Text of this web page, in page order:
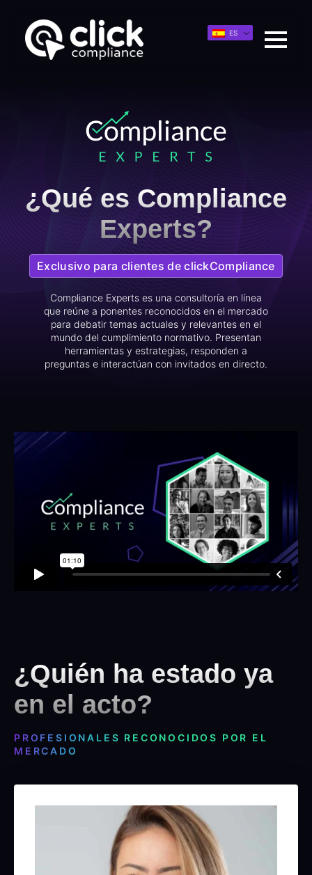
ES
¿Qué es Compliance
Experts?
Exclusivo para clientes de clickCompliance
Compliance Experts es una consultoría en línea
que reúne a ponentes reconocidos en el mercado
para debatir temas actuales y relevantes en el
mundo del cumplimiento normativo. Presentan
herramientas y estrategias, responden a
preguntas e interactúan con invitados en directo.
¿Quién ha estado ya
en el acto?
PROFESIONALES RECONOCIDOS POR EL
MERCADO